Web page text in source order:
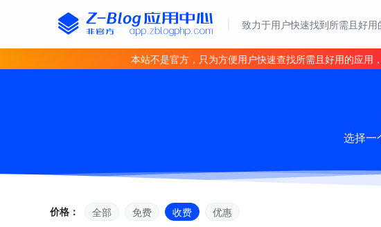
致力于用户快速找到所需且好用
本站不是官方，只为方便用户快速查找所需且好用的应用
选择一
价格： 全部 免费 收费
优惠